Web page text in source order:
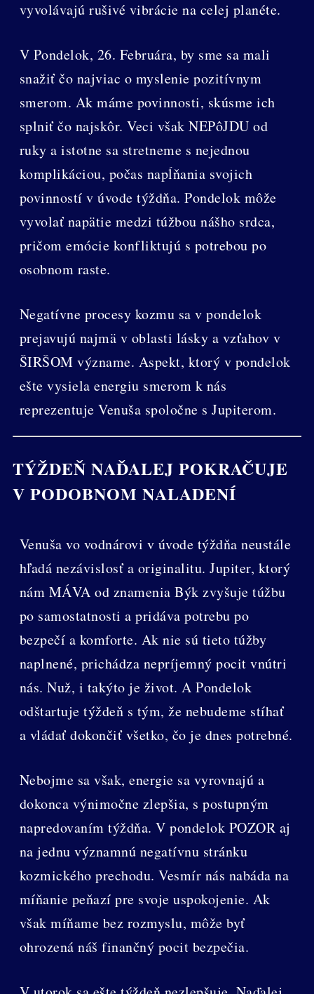
vyvolávajú rušivé vibrácie na celej planéte.
V Pondelok, 26. Februára, by sme sa mali
snažiť čo najviac o myslenie pozitívnym
smerom. Ak máme povinnosti, skúsme ich
splniť čo najskôr. Veci však NEPôJDU od
ruky a istotne sa stretneme s nejednou
komplikáciou, počas napĺňania svojich
povinností v úvode týždňa. Pondelok môže
vyvolať napätie medzi túžbou nášho srdca,
pričom emócie konfliktujú s potrebou po
osobnom raste.
Negatívne procesy kozmu sa v pondelok
prejavujú najmä v oblasti lásky a vzťahov v
ŠIRŠOM význame. Aspekt, ktorý v pondelok
ešte vysiela energiu smerom k nás
reprezentuje Venuša spoločne s Jupiterom.
TÝŽDEŇ NAĎALEJ POKRAČUJE
V PODOBNOM NALADENÍ
Venuša vo vodnárovi v úvode týždňa neustále
hľadá nezávislosť a originalitu. Jupiter, ktorý
nám MÁVA od znamenia Býk zvyšuje túžbu
po samostatnosti a pridáva potrebu po
bezpečí a komforte. Ak nie sú tieto túžby
naplnené, prichádza nepríjemný pocit vnútri
nás. Nuž, i takýto je život. A Pondelok
odštartuje týždeň s tým, že nebudeme stíhať
a vládať dokončiť všetko, čo je dnes potrebné.
Nebojme sa však, energie sa vyrovnajú a
dokonca výnimočne zlepšia, s postupným
napredovaním týždňa. V pondelok POZOR aj
na jednu významnú negatívnu stránku
kozmického prechodu. Vesmír nás nabáda na
míňanie peňazí pre svoje uspokojenie. Ak
však míňame bez rozmyslu, môže byť
ohrozená náš finančný pocit bezpečia.